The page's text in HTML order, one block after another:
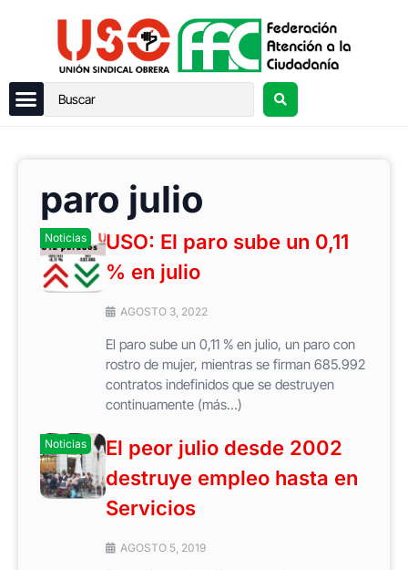
paro julio
Noticias
USO: El paro sube un 0,11
% en julio
AGOSTO 3, 2022
El paro sube un 0,11 % en julio, un paro con
rostro de mujer, mientras se firman 685.992
contratos indefinidos que se destruyen
continuamente (más…)
Noticias
El peor julio desde 2002
destruye empleo hasta en
Servicios
AGOSTO 5, 2019